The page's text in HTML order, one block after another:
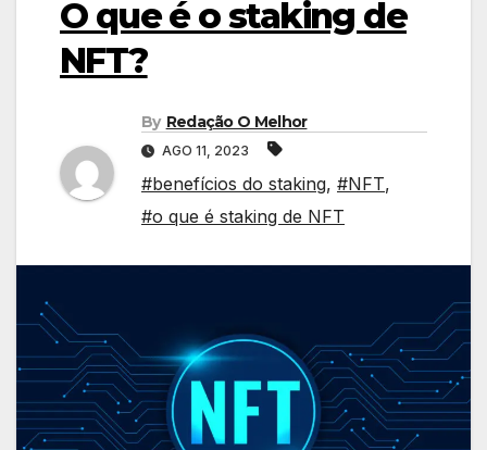
O que é o staking de
NFT?
By Redação O Melhor
AGO 11, 2023
#benefícios do staking, #NFT,
#o que é staking de NFT